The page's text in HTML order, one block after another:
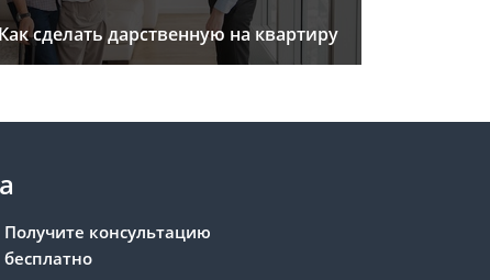
сделать дарственную на квартиру
Получите консультацию
бесплатно